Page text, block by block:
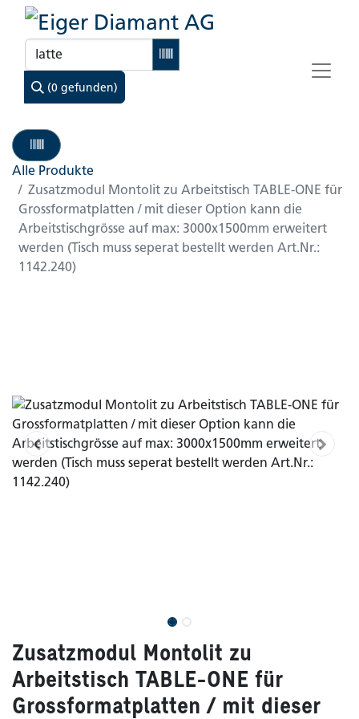
(0 gefunden)
Alle Produkte
Zusatzmodul Montolit zu Arbeitstisch TABLE-ONE für
Grossformatplatten / mit dieser Option kann die
Arbeitstischgrösse auf max: 3000x1500mm erweitert
werden (Tisch muss seperat bestellt werden Art.Nr.:
1142.240)
Zusatzmodul Montolit zu
Arbeitstisch TABLE-ONE für
Grossformatplatten / mit dieser